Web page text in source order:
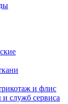
и флис
служб сервиса